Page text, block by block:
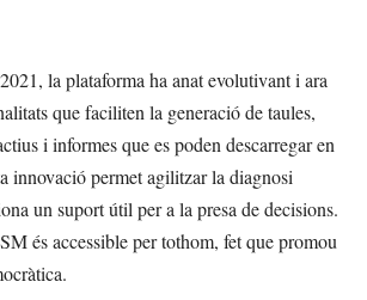
la plataforma ha anat evolutivant i ara
que faciliten la generació de taules,
i informes que es poden descarregar en
innovació permet agilitzar la diagnosi
un suport útil per a la presa de decisions.
és accessible per tothom, fet que promou